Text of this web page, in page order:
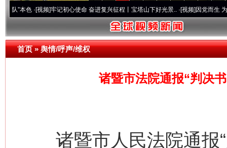
·[视频]牢记初心使命 奋进复兴征程丨宝塔山下好光景..·[视频]因党而生 为党而战——
首页»舆情/呼声/维权
诸暨市法院通报“判决
诸暨市人民法院通报“